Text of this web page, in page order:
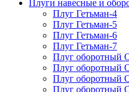
Плуги навесные и
Плуг Гетьман-4
Плуг Гетьман-5
Плуг Гетьман-6
Плуг Гетьман-7
Плуг
Плуг
Плуг
Плуг